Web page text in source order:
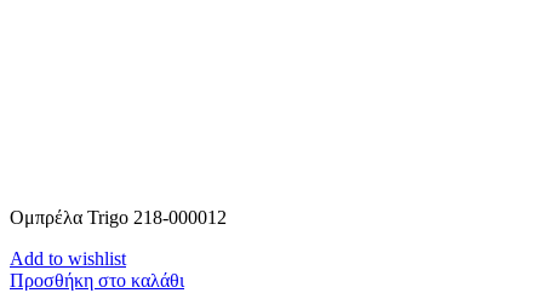
Ομπρέλα Trigo 218-000012
Add to wishlist
Προσθήκη στο καλάθι